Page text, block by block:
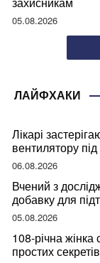
05.08.2026
ЛАЙФХАКИ
Лікарі
вентилятору
ваше здоров’я
06.08.2026
Вчений з
добавку для
05.08.2026
108-річна жінка
простих